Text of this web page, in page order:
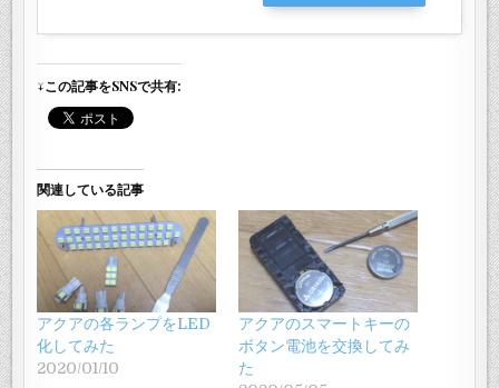
↓この記事をSNSで共有:
関連している記事
アクアの各ランプをLED
化してみた
2020/01/10
アクアのスマートキーの
ボタン電池を交換してみ
た